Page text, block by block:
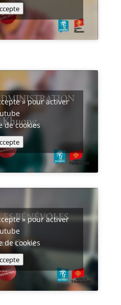
» pour activer
de cookies
» pour activer
de cookies